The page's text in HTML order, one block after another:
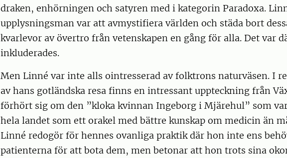
draken, enhörningen och satyren med i kategorin Paradoxa.
upplysningsman var att avmystifiera världen och städa bort
kvarlevor av övertro från vetenskapen en gång för alla. Det var
inkluderades.
Men Linné var inte alls ointresserad av folktrons naturväsen. I
av hans gotländska resa finns en intressant uppteckning från
förhört sig om den ”kloka kvinnan Ingeborg i Mjärehul” som
hela landet som ett orakel med bättre kunskap om medicin än
Linné redogör för hennes ovanliga praktik där hon inte ens
patienterna för att bota dem, men betonar att hon trots sina